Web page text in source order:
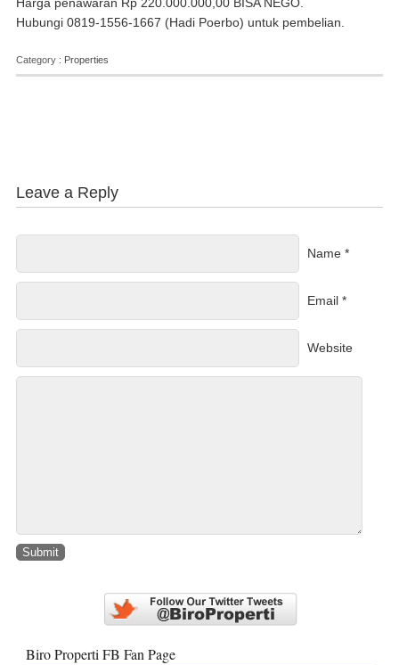
Hubungi 0819-1556-1667 (Hadi Poerbo) untuk pembelian.
Category : Properties
Leave a Reply
Name *
Email *
Website
Biro Properti FB Fan Page